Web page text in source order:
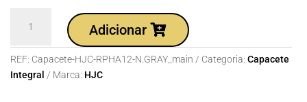
Capacete
HJC
RPHA12
Adicionar
REF: Capacete-HJC-RPHA12-N.GRAY_main Categoria: Capacete
Integral
Marca: HJC